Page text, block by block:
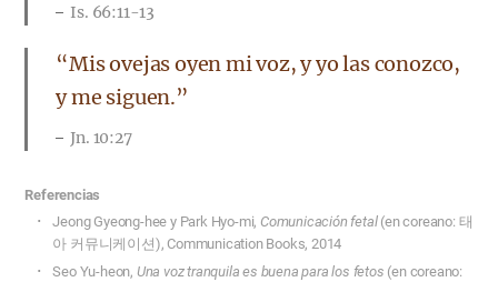
Is. 66:11-13
“Mis ovejas oyen mi voz, y yo las conozco,
y me siguen.”
Jn. 10:27
Referencias
Jeong Gyeong-hee y Park Hyo-mi, Comunicación fetal(en coreano: 태
아 커뮤니케이션), Communication Books, 2014
Seo Yu-heon, Una voz tranquila es buena para los fetos (en coreano: